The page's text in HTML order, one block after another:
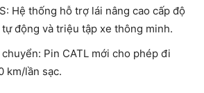
Hệ thống hỗ trợ lái nâng cao cấp độ
động và triệu tập xe thông minh.
Pin CATL mới cho phép đi
km/lần sạc.